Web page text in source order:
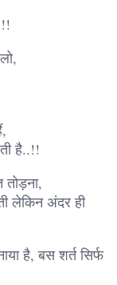
है..!!
तोड़ना,
लेकिन अंदर ही
है, बस शर्त सिर्फ